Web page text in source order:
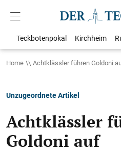
Teckbotenpokal Kirchheim
Home Achtklässler führen Goldoni
Unzugeordnete Artikel
Achtklässler
Goldoni auf